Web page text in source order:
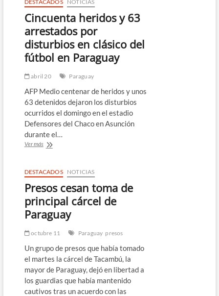
DESTACADOS NOTICIAS
Cincuenta heridos y 63
arrestados por
disturbios en clásico del
fútbol en Paraguay
abril 20 Paraguay
AFP Medio centenar de heridos y unos
63 detenidos dejaron los disturbios
ocurridos el domingo en el estadio
Defensores del Chaco en Asunción
durante el…
Ver másCincuenta
63
arrestados
por
disturbios
en
clásico
del
fútbol
Paraguay
DESTACADOS NOTICIAS
Presos cesan toma de
principal cárcel de
Paraguay
octubre 11 Paraguay presos
Un grupo de presos que había tomado
el martes la cárcel de Tacambú, la
mayor de Paraguay, dejó en libertad a
los guardias que había mantenido
cautivos tras un acuerdo con las